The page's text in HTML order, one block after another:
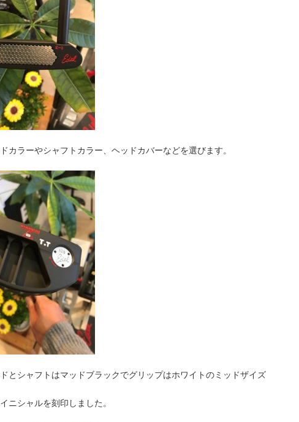
カラーやシャフトカラー、ヘッドカバーなどを選びます。
とシャフトはマッドブラックでグリップはホワイトのミッドザイズ
ニシャルを刻印しました。